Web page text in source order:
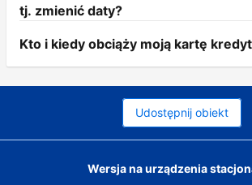
tj. zmienić daty?
Kto i kiedy obciąży moją kartę
Udostępnij obiekt
Wersja na urządzenia